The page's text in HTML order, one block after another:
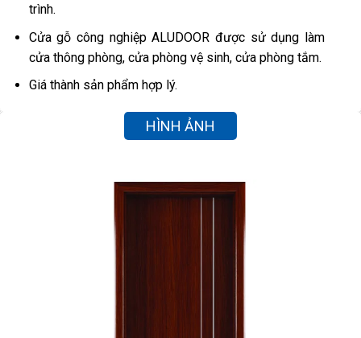
trình.
Cửa gỗ công nghiệp ALUDOOR được sử dụng làm
cửa thông phòng, cửa phòng vệ sinh, cửa phòng tắm.
Giá thành sản phẩm hợp lý.
HÌNH ẢNH